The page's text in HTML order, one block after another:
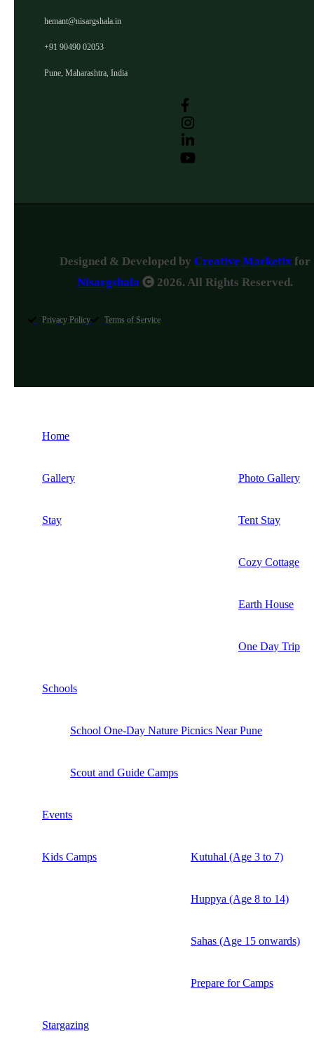
hemant@nisargshala.in
+91 90490 02053
Pune, Maharashtra, India
Designed & Developed by Creative Marketix for
Nisargshala
2026. All Rights Reserved.
Privacy Policy Terms of Service
Home
Gallery Photo Gallery
Stay Tent Stay
Cozy Cottage
Earth House
One Day Trip
Schools
School One-Day Nature Picnics Near Pune
Scout and Guide Camps
Events
Kids Camps Kutuhal (Age 3 to 7)
Huppya (Age 8 to 14)
Sahas (Age 15 onwards)
Prepare for Camps
Stargazing